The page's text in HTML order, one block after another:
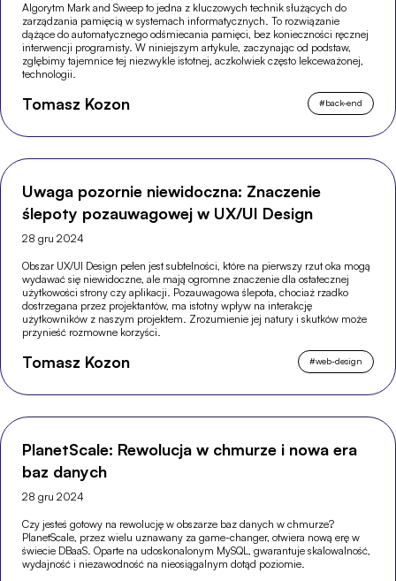
Algorytm Mark and Sweep to jedna z kluczowych technik służących do
zarządzania pamięcią w systemach informatycznych. To rozwiązanie
dążące do automatycznego odśmiecania pamięci, bez konieczności ręcznej
interwencji programisty. W niniejszym artykule, zaczynając od podstaw,
zgłębimy tajemnice tej niezwykle istotnej, aczkolwiek często lekceważonej,
technologii.
Tomasz Kozon #back-end
Uwaga pozornie niewidoczna: Znaczenie
ślepoty pozauwagowej w UX/UI Design
28 gru 2024
Obszar UX/UI Design pełen jest subtelności, które na pierwszy rzut oka mogą
wydawać się niewidoczne, ale mają ogromne znaczenie dla ostatecznej
użytkowości strony czy aplikacji. Pozauwagowa ślepota, chociaż rzadko
dostrzegana przez projektantów, ma istotny wpływ na interakcję
użytkowników z naszym projektem. Zrozumienie jej natury i skutków może
przynieść rozmowne korzyści.
Tomasz Kozon #web-design
PlanetScale: Rewolucja w chmurze i nowa era
baz danych
28 gru 2024
Czy jesteś gotowy na rewolucję w obszarze baz danych w chmurze?
PlanetScale, przez wielu uznawany za game-changer, otwiera nową erę w
świecie DBaaS. Oparte na udoskonalonym MySQL, gwarantuje skalowalność,
wydajność i niezawodność na nieosiągalnym dotąd poziomie.